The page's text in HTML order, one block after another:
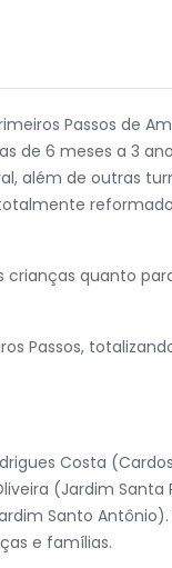
Passos de
de 6 meses a 3
além de outras
quanto
Passos,
Costa
(Jardim Santa
Santo Antônio).
e famílias.